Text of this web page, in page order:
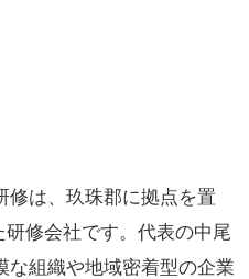
修は、玖珠郡に拠点を置
修会社です。代表の中尾
な組織や地域密着型の企業